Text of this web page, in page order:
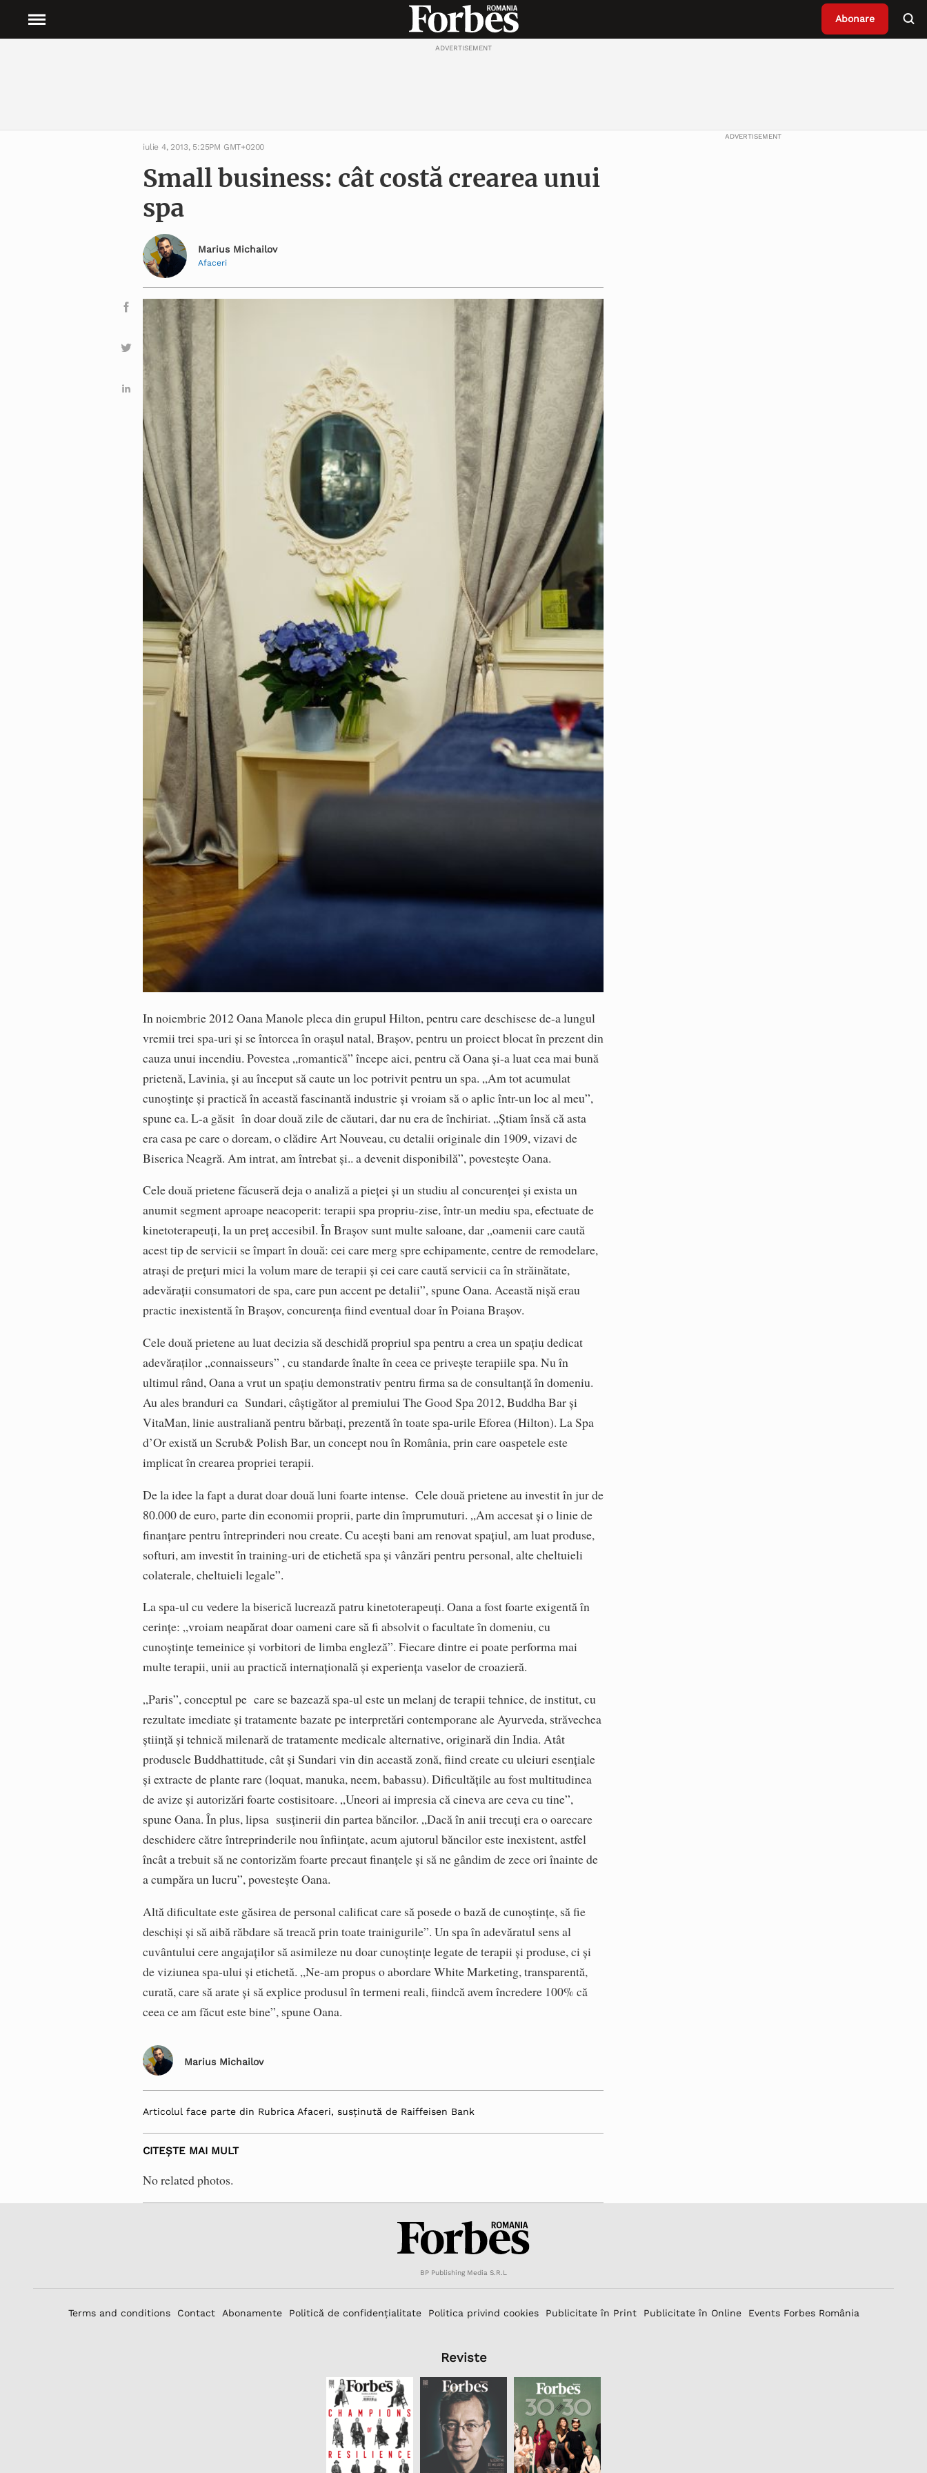
Abonare
ADVERTISEMENT
iulie 4, 2013, 5:25PM GMT+0200
Small business: cât costă crearea unui
spa
Marius Michailov
Afaceri
In noiembrie 2012 Oana Manole pleca din grupul Hilton, pentru care deschisese de-a lungul
vremii trei spa-uri şi se întorcea în oraşul natal, Braşov, pentru un proiect blocat în prezent din
cauza unui incendiu. Povestea „romantică” începe aici, pentru că Oana şi-a luat cea mai bună
prietenă, Lavinia, şi au început să caute un loc potrivit pentru un spa. „Am tot acumulat
cunoştinţe şi practică în această fascinantă industrie şi vroiam să o aplic într-un loc al meu”,
spune ea. L-a găsit în doar două zile de căutari, dar nu era de închiriat. „Ştiam însă că asta
era casa pe care o doream, o clădire Art Nouveau, cu detalii originale din 1909, vizavi de
Biserica Neagră. Am intrat, am întrebat şi.. a devenit disponibilă”, povesteşte Oana.
Cele două prietene făcuseră deja o analiză a pieţei şi un studiu al concurenţei şi exista un
anumit segment aproape neacoperit: terapii spa propriu-zise, într-un mediu spa, efectuate de
kinetoterapeuţi, la un preţ accesibil. În Braşov sunt multe saloane, dar „oamenii care caută
acest tip de servicii se împart în două: cei care merg spre echipamente, centre de remodelare,
atraşi de preţuri mici la volum mare de terapii şi cei care caută servicii ca în străinătate,
adevăraţii consumatori de spa, care pun accent pe detalii”, spune Oana. Această nişă erau
practic inexistentă în Braşov, concurenţa fiind eventual doar în Poiana Braşov.
Cele două prietene au luat decizia să deschidă propriul spa pentru a crea un spaţiu dedicat
adevăraţilor „connaisseurs” , cu standarde înalte în ceea ce priveşte terapiile spa. Nu în
ultimul rând, Oana a vrut un spaţiu demonstrativ pentru firma sa de consultanţă în domeniu.
Au ales branduri ca Sundari, câştigător al premiului The Good Spa 2012, Buddha Bar şi
VitaMan, linie australiană pentru bărbaţi, prezentă în toate spa-urile Eforea (Hilton). La Spa
d’Or există un Scrub& Polish Bar, un concept nou în România, prin care oaspetele este
implicat în crearea propriei terapii.
De la idee la fapt a durat doar două luni foarte intense. Cele două prietene au investit în jur de
80.000 de euro, parte din economii proprii, parte din împrumuturi. „Am accesat şi o linie de
finanţare pentru întreprinderi nou create. Cu aceşti bani am renovat spaţiul, am luat produse,
softuri, am investit în training-uri de etichetă spa şi vânzări pentru personal, alte cheltuieli
colaterale, cheltuieli legale”.
La spa-ul cu vedere la biserică lucrează patru kinetoterapeuţi. Oana a fost foarte exigentă în
cerinţe: „vroiam neapărat doar oameni care să fi absolvit o facultate în domeniu, cu
cunoştinţe temeinice şi vorbitori de limba engleză”. Fiecare dintre ei poate performa mai
multe terapii, unii au practică internaţională şi experienţa vaselor de croazieră.
„Paris”, conceptul pe care se bazează spa-ul este un melanj de terapii tehnice, de institut, cu
rezultate imediate şi tratamente bazate pe interpretări contemporane ale Ayurveda, străvechea
ştiinţă şi tehnică milenară de tratamente medicale alternative, originară din India. Atât
produsele Buddhattitude, cât şi Sundari vin din această zonă, fiind create cu uleiuri esenţiale
şi extracte de plante rare (loquat, manuka, neem, babassu). Dificultăţile au fost multitudinea
de avize şi autorizări foarte costisitoare. „Uneori ai impresia că cineva are ceva cu tine”,
spune Oana. În plus, lipsa susţinerii din partea băncilor. „Dacă în anii trecuţi era o oarecare
deschidere către întreprinderile nou înfiinţate, acum ajutorul băncilor este inexistent, astfel
încât a trebuit să ne contorizăm foarte precaut finanţele şi să ne gândim de zece ori înainte de
a cumpăra un lucru”, povesteşte Oana.
Altă dificultate este găsirea de personal calificat care să posede o bază de cunoştinţe, să fie
deschişi şi să aibă răbdare să treacă prin toate trainigurile”. Un spa în adevăratul sens al
cuvântului cere angajaţilor să asimileze nu doar cunoştinţe legate de terapii şi produse, ci şi
de viziunea spa-ului şi etichetă. „Ne-am propus o abordare White Marketing, transparentă,
curată, care să arate şi să explice produsul în termeni reali, fiindcă avem încredere 100% că
ceea ce am făcut este bine”, spune Oana.
Marius Michailov
Articolul face parte din Rubrica Afaceri, susținută de Raiffeisen Bank
CITEȘTE MAI MULT
No related photos.
BP Publishing Media S.R.L
Terms and conditions Contact Abonamente Politică de confidențialitate Politica privind cookies Publicitate în Print Publicitate în Online Events Forbes România
Reviste